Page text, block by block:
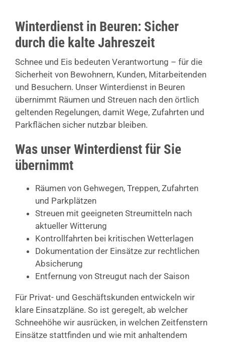
Winterdienst in Beuren: Sicher
durch die kalte Jahreszeit
Schnee und Eis bedeuten Verantwortung – für die
Sicherheit von Bewohnern, Kunden, Mitarbeitenden
und Besuchern. Unser Winterdienst in Beuren
übernimmt Räumen und Streuen nach den örtlich
geltenden Regelungen, damit Wege, Zufahrten und
Parkflächen sicher nutzbar bleiben.
Was unser Winterdienst für Sie
übernimmt
Räumen von Gehwegen, Treppen, Zufahrten
und Parkplätzen
Streuen mit geeigneten Streumitteln nach
aktueller Witterung
Kontrollfahrten bei kritischen Wetterlagen
Dokumentation der Einsätze zur rechtlichen
Absicherung
Entfernung von Streugut nach der Saison
Für Privat- und Geschäftskunden entwickeln wir
klare Einsatzpläne. So ist geregelt, ab welcher
Schneehöhe wir ausrücken, in welchen Zeitfenstern
Einsätze stattfinden und wie mit anhaltendem